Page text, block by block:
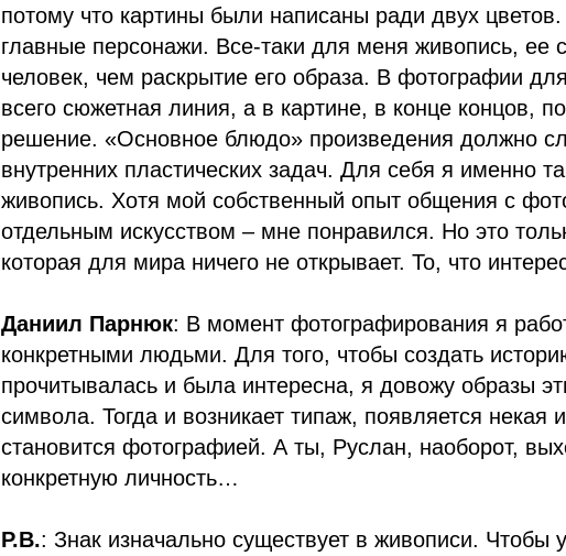
потому что картины были написаны ради двух
главные персонажи. Все-таки для меня живопись, ее
человек, чем раскрытие его образа. В фотографии
всего сюжетная линия, а в картине, в конце концов,
решение. «Основное блюдо» произведения должно
внутренних пластических задач. Для себя я именно
живопись. Хотя мой собственный опыт общения с
отдельным искусством – мне понравился. Но это
которая для мира ничего не открывает. То, что
Даниил Парнюк: В момент фотографирования я
конкретными людьми. Для того, чтобы создать
прочитывалась и была интересна, я довожу образы
символа. Тогда и возникает типаж, появляется некая
становится фотографией. А ты, Руслан, наоборот,
конкретную личность…
Р.В.: Знак изначально существует в живописи. Чтобы